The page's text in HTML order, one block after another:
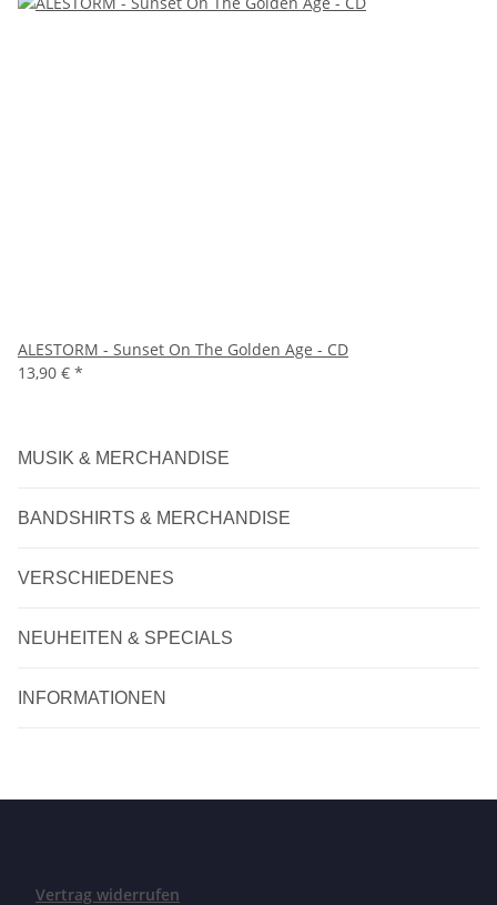
ALESTORM - Sunset On The Golden Age - CD
13,90 € *
MUSIK & MERCHANDISE
BANDSHIRTS & MERCHANDISE
VERSCHIEDENES
NEUHEITEN & SPECIALS
INFORMATIONEN
Vertrag widerrufen